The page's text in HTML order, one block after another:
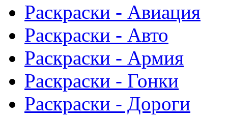
Раскраски - Авиация
Раскраски - Авто
Раскраски - Армия
Раскраски - Гонки
Раскраски - Дороги